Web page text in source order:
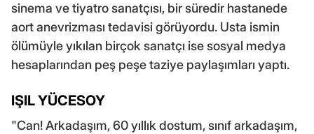
sinema ve tiyatro sanatçısı, bir süredir hastanede
aort anevrizması tedavisi görüyordu. Usta ismin
ölümüyle yıkılan birçok sanatçı ise sosyal medya
hesaplarından peş peşe taziye paylaşımları yaptı.
IŞIL YÜCESOY
"Can! Arkadaşım, 60 yıllık dostum, sınıf arkadaşım,